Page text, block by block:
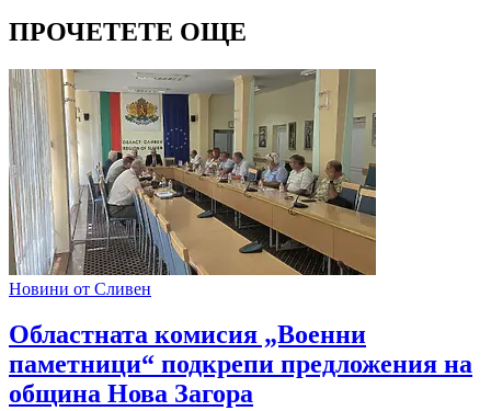
ПРОЧЕТЕТЕ ОЩЕ
Новини от Сливен
Областната комисия „Военни
паметници“ подкрепи предложения на
община Нова Загора